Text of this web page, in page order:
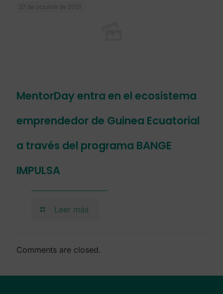
27 de octubre de 2021
MentorDay entra en el ecosistema
emprendedor de Guinea Ecuatorial
a través del programa BANGE
IMPULSA
Leer más
Comments are closed.